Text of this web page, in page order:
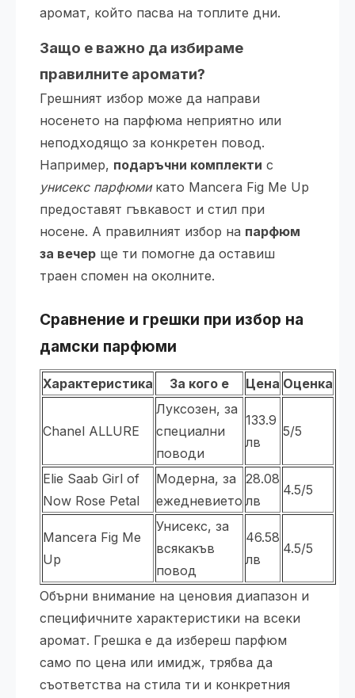
аромат, който пасва на топлите дни.
Защо е важно да избираме
правилните аромати?
Грешният избор може да направи
носенето на парфюма неприятно или
неподходящо за конкретен повод.
Например, подаръчни комплекти с
унисекс парфюмикато Mancera Fig Me Up
предоставят гъвкавост и стил при
носене. А правилният избор на парфюм
за вечер ще ти помогне да оставиш
траен спомен на околните.
Сравнение и грешки при избор на
дамски парфюми
Характеристика За кого е Цена Оценка
Chanel ALLURE
Луксозен, за
специални
поводи
133.9
лв
5/5
Elie Saab Girl of
Now Rose Petal
Модерна, за
ежедневието
28.08
лв
4.5/5
Mancera Fig Me
Up
Унисекс, за
всякакъв
повод
46.58
лв
4.5/5
Обърни внимание на ценовия диапазон и
специфичните характеристики на всеки
аромат. Грешка е да избереш парфюм
само по цена или имидж, трябва да
съответства на стила ти и конкретния